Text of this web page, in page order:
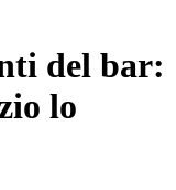
del bar:
lo